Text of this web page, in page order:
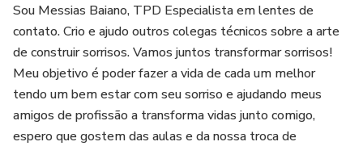
Sou Messias Baiano, TPD Especialista em lentes de
contato. Crio e ajudo outros colegas técnicos sobre a arte
de construir sorrisos. Vamos juntos transformar sorrisos!
Meu objetivo é poder fazer a vida de cada um melhor
tendo um bem estar com seu sorriso e ajudando meus
amigos de profissão a transforma vidas junto comigo,
espero que gostem das aulas e da nossa troca de